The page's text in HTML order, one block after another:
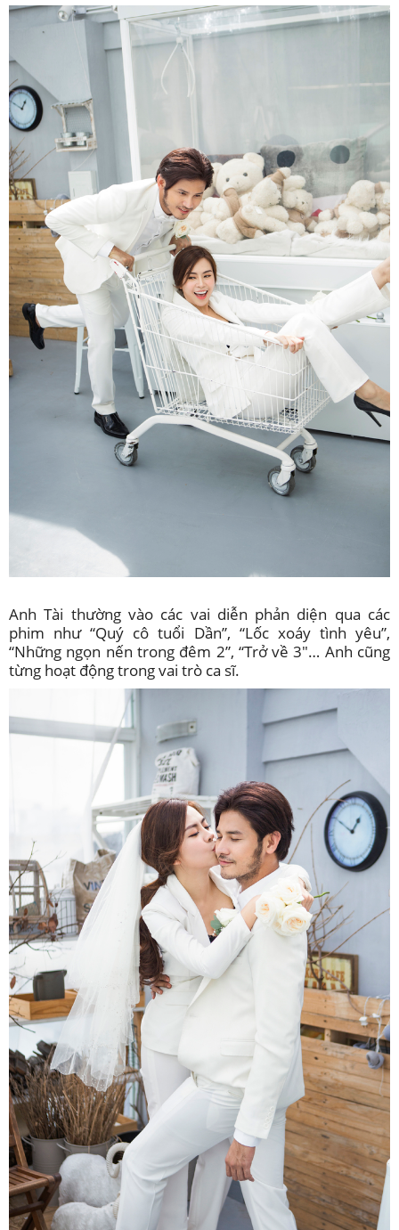
Anh Tài thường vào các vai diễn phản diện qua các
phim như “Quý cô tuổi Dần”, “Lốc xoáy tình yêu”,
“Những ngọn nến trong đêm 2”, “Trở về 3″… Anh cũng
từng hoạt động trong vai trò ca sĩ.